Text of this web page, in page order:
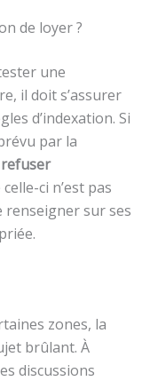
de loyer ?
une
il doit s’assurer
d’indexation. Si
par la
refuser
ci n’est pas
renseigner sur ses
zones, la
brûlant. À
discussions